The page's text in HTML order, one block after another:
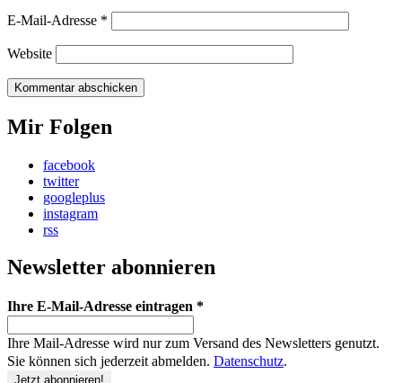
E-Mail-Adresse *
Website
Mir Folgen
facebook
twitter
googleplus
instagram
rss
Newsletter abonnieren
Ihre E-Mail-Adresse eintragen *
Ihre Mail-Adresse wird nur zum Versand des Newsletters genutzt.
Sie können sich jederzeit abmelden. Datenschutz.